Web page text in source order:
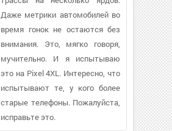
Даже метрики автомобилей во
время гонок не остаются без
внимания. Это, мягко говоря,
мучительно. И я испытываю
это на Pixel 4XL. Интересно, что
испытывают те, у кого более
старые телефоны. Пожалуйста,
исправьте это.